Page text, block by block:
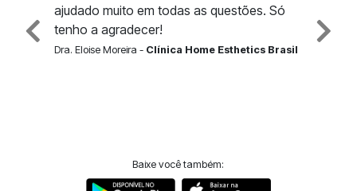
ajudado muito em todas as questões. Só
tenho a agradecer!
Dra. Eloise Moreira - Clínica Home Esthetics Brasil
Baixe você também: